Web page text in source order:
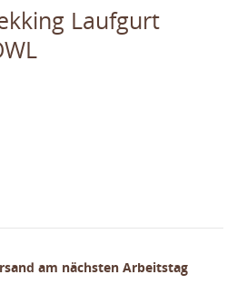
Laufgurt
am nächsten Arbeitstag